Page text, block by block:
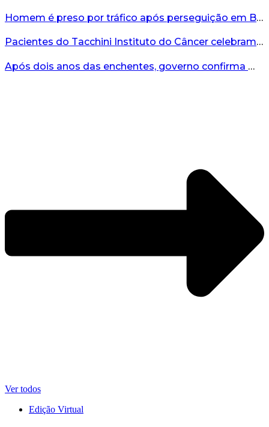
Homem é preso por tráfico após perseguição em Bento Gonçalves...
Pacientes do Tacchini Instituto do Câncer celebram Dia dos Pais com cuidado e relaxamento...
Após dois anos das enchentes, governo confirma mais de R$19 milhões para nova ponte no Vale do Taquari...
Ver todos
Edição Virtual